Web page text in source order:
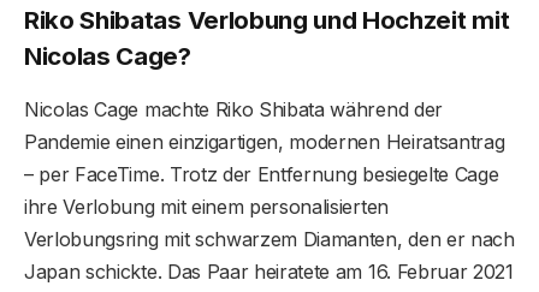
Riko Shibatas Verlobung und Hochzeit mit
Nicolas Cage?
Nicolas Cage machte Riko Shibata während der
Pandemie einen einzigartigen, modernen Heiratsantrag
– per FaceTime. Trotz der Entfernung besiegelte Cage
ihre Verlobung mit einem personalisierten
Verlobungsring mit schwarzem Diamanten, den er nach
Japan schickte. Das Paar heiratete am 16. Februar 2021